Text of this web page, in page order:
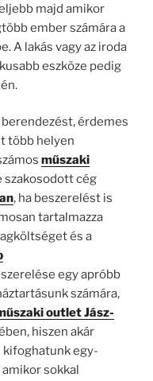
majd amikor
ember számára a
A lakás vagy az iroda
eszköze pedig
érdemes
több helyen
műszaki
cég
, ha beszerelést is
tartalmazza
és a
egy apróbb
számára,
outlet Jász-
hiszen akár
kifoghatunk egy-
sokkal